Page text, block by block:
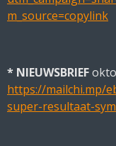
m_source=copylink
* NIEUWSBRIEF
https://mailchi.mp/
super-resultaat-